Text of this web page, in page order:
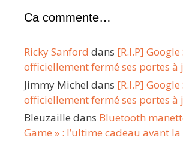
Ca commente…
Ricky Sanford dans [R.I.P]
officiellement fermé ses portes à
Jimmy Michel dans [R.I.P]
officiellement fermé ses portes à
Bleuzaille dans Bluetooth
Game » : l’ultime cadeau avant